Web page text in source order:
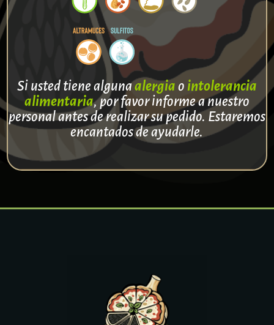
Si usted tiene algunaalergia o intolerancia
alimentaria, por favor informe a nuestro
personalantes de realizar su pedido. Estaremos
encantados de ayudarle.